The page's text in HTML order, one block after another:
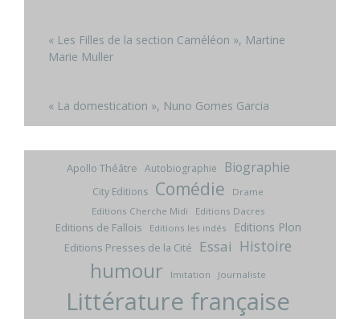
« Les Filles de la section Caméléon », Martine
Marie Muller
« La domestication », Nuno Gomes Garcia
Apollo Théâtre Autobiographie Biographie
City Editions Comédie
Drame
Editions Cherche Midi
Editions Dacres
Editions de Fallois Editions les indés Editions Plon
Editions Presses de la Cité Essai Histoire
humour Imitation Journaliste
Littérature française